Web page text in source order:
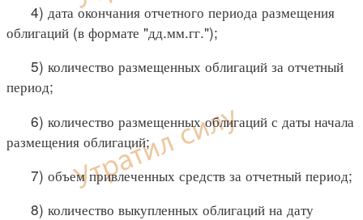
4) дата окончания отчетного периода размещения
облигаций (в формате "дд.мм.гг.");
5) количество размещенных облигаций за отчетный
период;
6) количество размещенных облигаций с даты начала
размещения облигаций;
7) объем привлеченных средств за отчетный период;
8) количество выкупленных облигаций на дату